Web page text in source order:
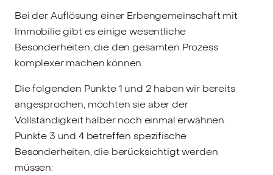
Bei der Auflösung einer Erbengemeinschaft mit
Immobilie gibt es einige wesentliche
Besonderheiten, die den gesamten Prozess
komplexer machen können.
Die folgenden Punkte 1 und 2 haben wir bereits
angesprochen, möchten sie aber der
Vollständigkeit halber noch einmal erwähnen.
Punkte 3 und 4 betreffen spezifische
Besonderheiten, die berücksichtigt werden
müssen: